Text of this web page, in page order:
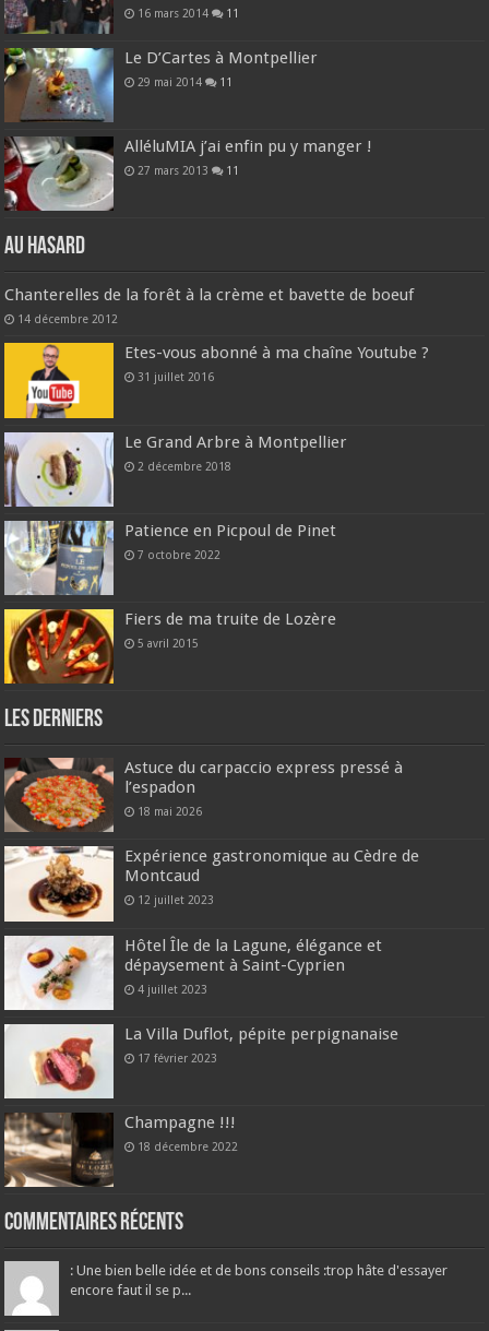
16 mars 2014 11
Le D’Cartes à Montpellier
29 mai 2014 11
AlléluMIA j’ai enfin pu y manger !
27 mars 2013 11
Au hasard
Chanterelles de la forêt à la crème et bavette de boeuf
14 décembre 2012
Etes-vous abonné à ma chaîne Youtube ?
31 juillet 2016
Le Grand Arbre à Montpellier
2 décembre 2018
Patience en Picpoul de Pinet
7 octobre 2022
Fiers de ma truite de Lozère
5 avril 2015
Les derniers
Astuce du carpaccio express pressé à
l’espadon
18 mai 2026
Expérience gastronomique au Cèdre de
Montcaud
12 juillet 2023
Hôtel Île de la Lagune, élégance et
dépaysement à Saint-Cyprien
4 juillet 2023
La Villa Duflot, pépite perpignanaise
17 février 2023
Champagne !!!
18 décembre 2022
Commentaires récents
: Une bien belle idée et de bons conseils :trop hâte d'essayer
encore faut il se p...